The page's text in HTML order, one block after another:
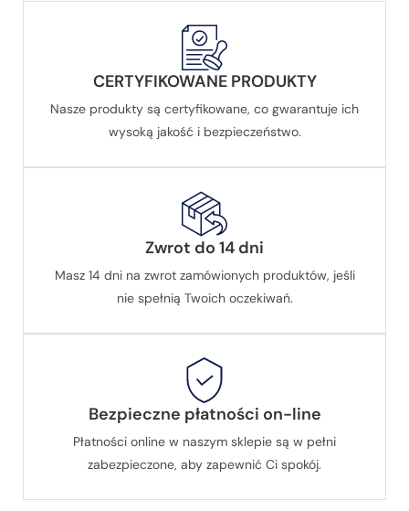
CERTYFIKOWANE PRODUKTY
Nasze produkty są certyfikowane, co gwarantuje ich
wysoką jakość i bezpieczeństwo.
Zwrot do 14 dni
Masz 14 dni na zwrot zamówionych produktów, jeśli
nie spełnią Twoich oczekiwań.
Bezpieczne płatności on-line
Płatności online w naszym sklepie są w pełni
zabezpieczone, aby zapewnić Ci spokój.